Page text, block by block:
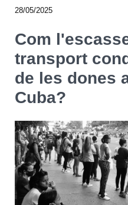
Agenda
English
CERCAR
28/05/2025
Com
transport
de les dones
Cuba?